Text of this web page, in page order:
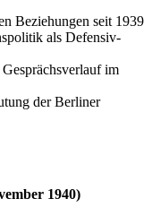
Beziehungen seit 1939
als Defensiv-
im
der Berliner
1940)